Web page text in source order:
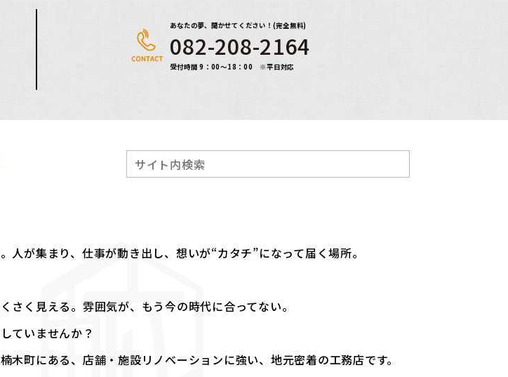
あなたの夢、聞かせてください！(完全無料)
082-208-2164
受付時間 9：00～18：00 ※平日対応
人が集まり、仕事が動き出し、想いが“カタチ”になって届く場所。
さく見える。雰囲気が、もう今の時代に合ってない。
ていませんか？
木町にある、店舗・施設リノベーションに強い、地元密着の工務店です。